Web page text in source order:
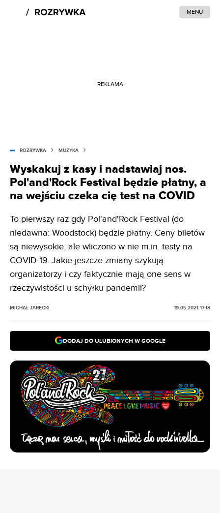
MENU
REKLAMA
ROZRYWKA MUZYKA
Wyskakuj z kasy i nadstawiaj nos.
Pol'and'Rock Festival będzie płatny, a
na wejściu czeka cię test na COVID
To pierwszy raz gdy Pol'and'Rock Festival (do
niedawna: Woodstock) będzie płatny. Ceny biletów
są niewysokie, ale wliczono w nie m.in. testy na
COVID-19. Jakie jeszcze zmiany szykują
organizatorzy i czy faktycznie mają one sens w
rzeczywistości u schyłku pandemii?
MICHAŁ JARECKI 19.05.2021 17:18
DODAJ DO ULUBIONYCH W GOOGLE